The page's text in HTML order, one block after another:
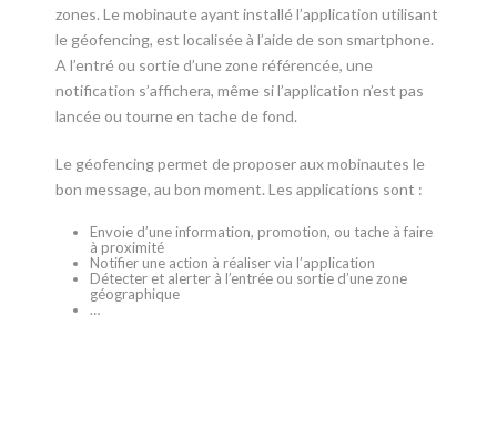
zones. Le mobinaute ayant installé l’application utilisant
le géofencing, est localisée à l’aide de son smartphone.
A l’entré ou sortie d’une zone référencée, une
notification s’affichera, même si l’application n’est pas
lancée ou tourne en tache de fond.
Le géofencing permet de proposer aux mobinautes le
bon message, au bon moment. Les applications sont :
Envoie d’une information, promotion, ou tache à faire
à proximité
Notifier une action à réaliser via l’application
Détecter et alerter à l’entrée ou sortie d’une zone
géographique
…